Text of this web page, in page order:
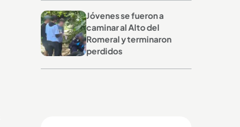
Jóvenes se fueron a
caminar al Alto del
Romeral y terminaron
perdidos